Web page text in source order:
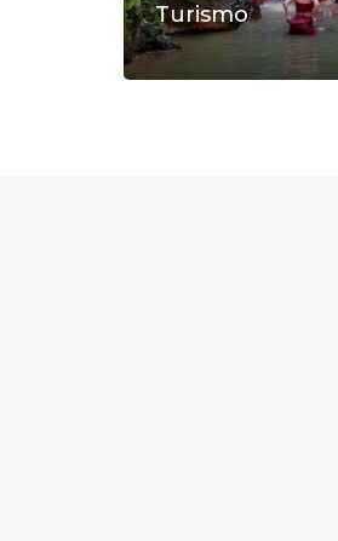
Turismo